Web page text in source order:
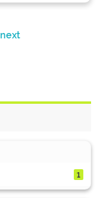
next
1